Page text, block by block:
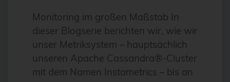
Ansible-Modul
AnsibleFest
Antivirus
Monitoring im großen Maßstab In
dieser Blogserie berichten wir, wie wir
unser Metriksystem – hauptsächlich
unseren Apache Cassandra®-Cluster
mit dem Namen Instametrics – bis an